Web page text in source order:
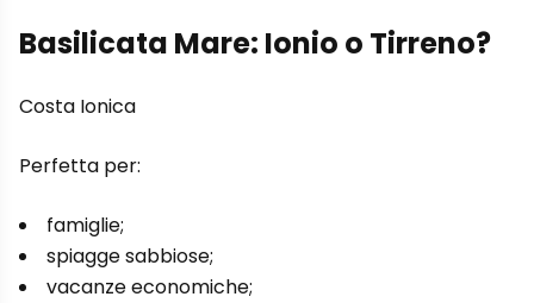
Basilicata Mare: Ionio o Tirreno?
Costa Ionica
Perfetta per:
famiglie;
spiagge sabbiose;
vacanze economiche;